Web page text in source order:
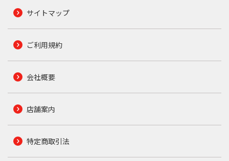
サイトマップ
ご利用規約
会社概要
店舗案内
特定商取引法